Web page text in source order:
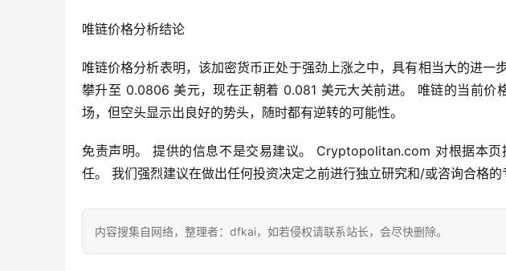
唯链价格分析结论
唯链价格分析表明，该加密货币正处于强劲上涨之中，具有相当大的进
攀升至 0.0806 美元，现在正朝着 0.081 美元大关前进。 唯链的当前价
场，但空头显示出良好的势头，随时都有逆转的可能性。
免责声明。 提供的信息不是交易建议。 Cryptopolitan.com 对根据本
任。 我们强烈建议在做出任何投资决定之前进行独立研究和/或咨询合格的
内容搜集自网络，整理者：dfkai，如若侵权请联系站长，会尽快删除。